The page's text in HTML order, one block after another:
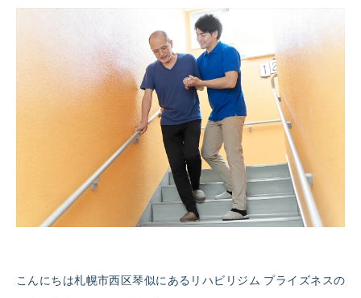
こんにちは札幌市西区琴似にあるリハビリジム プライズネスの